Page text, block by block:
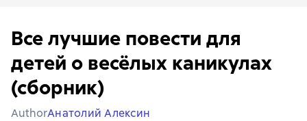
Все лучшие повести для
детей о весёлых каникулах
(сборник)
AuthorАнатолий Алексин